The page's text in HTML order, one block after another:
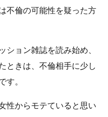
不倫の可能性を疑った方
ション雑誌を読み始め、
ときは、不倫相手に少し
す。
性からモテていると思い